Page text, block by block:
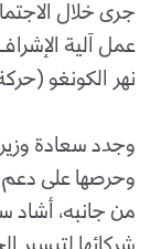
جرى خلال
عمل آلية
نهر الكونغو (حركة 23 مارس) على إنشائها في أكتوبر الماضي، بتيسير من
وجدد سعادة وزير
وحرصها على دعم
من جانبه، أشاد